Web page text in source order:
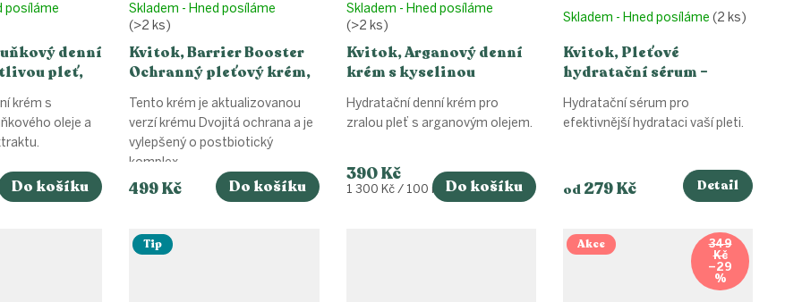
denní
pleť,
posíláme
Do košíku
krém s
oleje a
Kvitok, Barrier Booster
Ochranný pleťový krém,
Skladem - Hned posíláme
(>2 ks)
499 Kč Do košíku
Tento krém je aktualizovanou
verzí krému Dvojitá ochrana a je
vylepšený o postbiotický
komplex....
Kvitok, Arganový denní
krém s kyselinou
pleť 30+, 30ml
Skladem - Hned posíláme
(>2 ks)
390 Kč
Měrná
1 300 Kč / 100 ml Do košíku
Hydratační denní krém pro
zralou pleť s arganovým olejem.
Kvitok, Pleťové
hydratační sérum –
Skladem - Hned posíláme (2 ks)
od279 Kč Detail
Hydratační sérum pro
efektivnější hydrataci vaší pleti.
Tip Akce
349
Kč
–29
%